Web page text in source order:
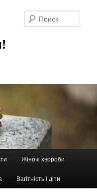
Жіночі хвороби
Вагітність і діти